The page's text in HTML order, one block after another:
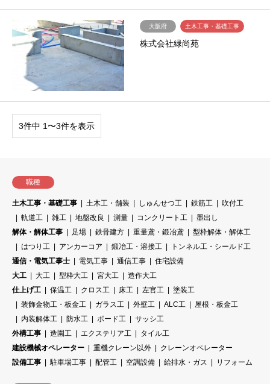
大阪府 土木工事・基礎工事
株式会社緑尚苑
3件中 1〜3件を表示
職種
土木工事・基礎工事 土木工・舗装 しゅんせつ工 鉄筋工
吹付工
軌道工
雑工 地盤改良 測量 コンクリート工
墨出し
解体・解体工事
足場 鉄骨建方 重量鳶・鍛冶鳶
型枠解体・解体工
はつり工
アンカーコア 鍛冶工・溶接工
トンネル工・シールド工
通信・電気工事士
電気工事 通信工事
住宅設備
大工
大工 型枠大工 宮大工
造作大工
仕上げ工
保温工 クロス工 床工 左官工
塗装工
装飾金物工・板金工
ガラス工 外壁工 ALC工
屋根・板金工
内装解体工
防水工 ボード工
サッシ工
外構工事
造園工 エクステリア工
タイル工
建設機械オペレーター
重機クレーン以外
クレーンオペレーター
設備工事
駐車場工事 配管工 空調設備 給排水・ガス リフォーム